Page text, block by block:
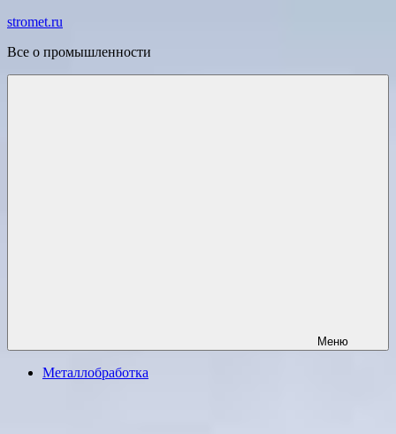
Перейти
содержимому
stromet.ru
Все о промышленности
Меню
Металлобработка